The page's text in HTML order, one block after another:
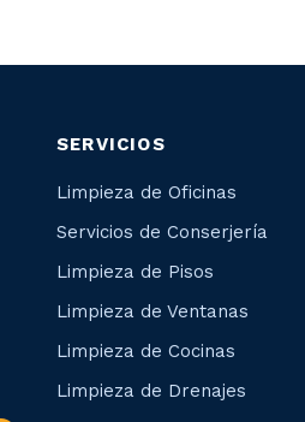
SERVICIOS
Limpieza de Oficinas
Servicios de Conserjería
Limpieza de Pisos
Limpieza de Ventanas
Limpieza de Cocinas
Limpieza de Drenajes